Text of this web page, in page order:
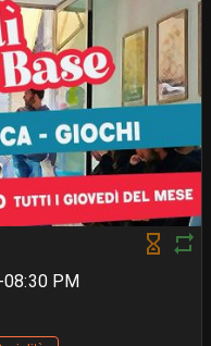
08:30 PM